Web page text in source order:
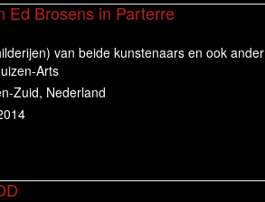
Ed Brosens in Parterre
van beide kunstenaars en ook ander
Arts
Zuid, Nederland